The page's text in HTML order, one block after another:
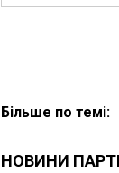
Більше по темі: